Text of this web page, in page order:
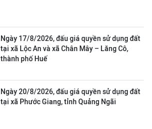
Ngày 17/8/2026, đấu giá quyền sử dụng đất
tại xã Lộc An và xã Chân Mây – Lăng Cô,
thành phố Huế
Ngày 20/8/2026, đấu giá quyền sử dụng đất
tại xã Phước Giang, tỉnh Quảng Ngãi